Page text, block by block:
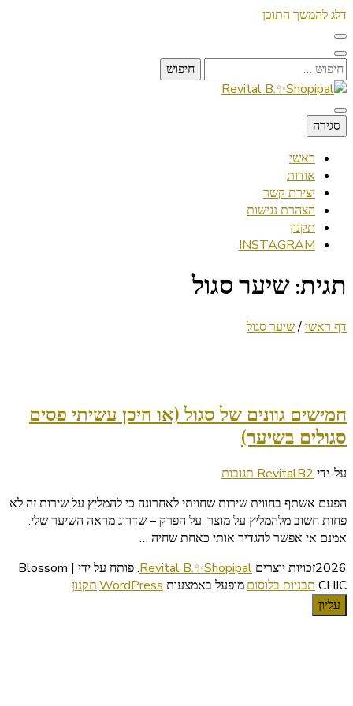
דלג להמשך התוכן
חיפוש:
Revital B.✨Shopipal
Lifestyle ✦ Beauty ✦ Vegan ✦ Travel
סגירה
ראשי
אודות
יצירת קשר
הצהרת נגישות
תקנון
INSTAGRAM
תגית: שיער סגול
דף ראשי/שיער סגול
חמישים גוונים של סגול (או היכן עשיתי פסים
סגולים בשיער)
על-ידי RevitalB2 תגובות
על
גוונים
של
סגול
(או
היכן
עשיתי
הפעם אשתף בחווית שירות שחויתי לאחרונה כי להמליץ על שירות זה לא
פחות חשוב מלהמליץ על מוצר. על הפרק – שדרוג מראה השיער שלי.
אמנם אי אפשר להגדיר אותי כאחת שחיה …
2026זכויות יוצרים
Revital B.✨Shopipal
.
פותח על ידי | Blossom
CHIC תבניות בלוסום.מופעל באמצעות WordPress
.תקנון
עליון